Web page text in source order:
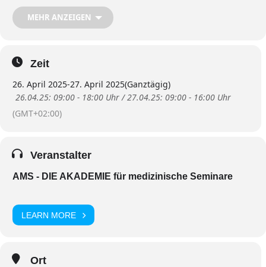
MEHR ANZEIGEN
Zeit
26. April 2025-27. April 2025(Ganztägig)
26.04.25: 09:00 - 18:00 Uhr / 27.04.25: 09:00 - 16:00 Uhr
(GMT+02:00)
Veranstalter
AMS - DIE AKADEMIE für medizinische Seminare
LEARN MORE
Ort